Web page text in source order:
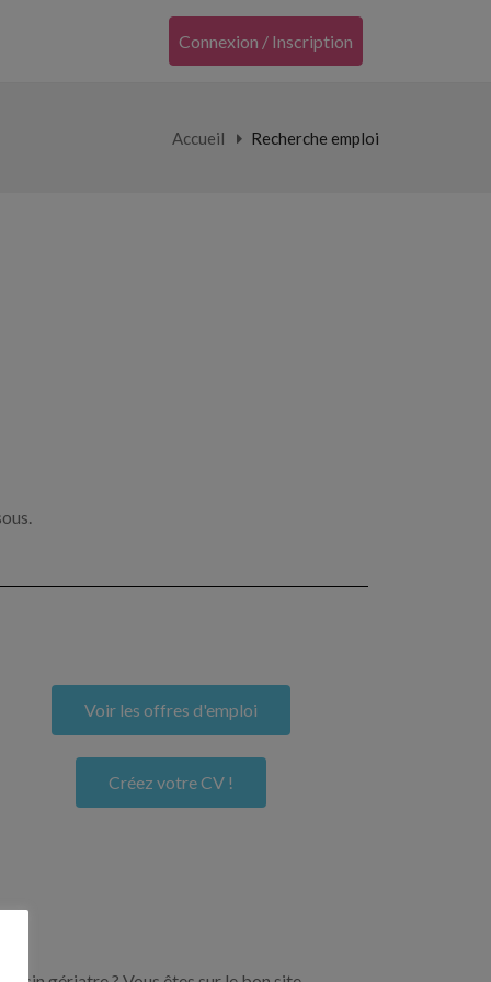
Connexion / Inscription
Accueil Recherche emploi
Voir les offres d'emploi
Créez votre CV !